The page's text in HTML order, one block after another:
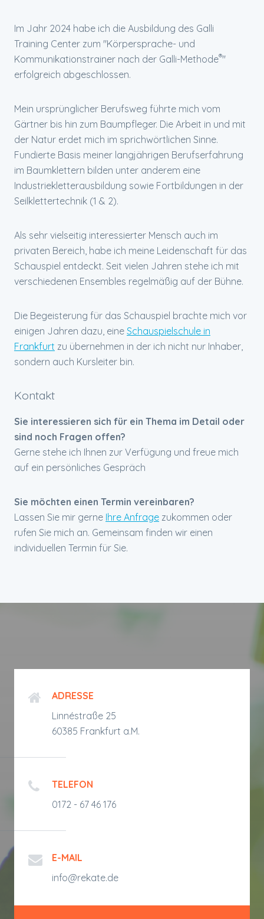
Im Jahr 2024 habe ich die Ausbildung des Galli
Training Center zum "Körpersprache- und
Kommunikationstrainer nach der Galli-Methode®"
erfolgreich abgeschlossen.
Mein ursprünglicher Berufsweg führte mich vom
Gärtner bis hin zum Baumpfleger. Die Arbeit in und mit
der Natur erdet mich im sprichwörtlichen Sinne.
Fundierte Basis meiner langjährigen Berufserfahrung
im Baumklettern bilden unter anderem eine
Industriekletterausbildung sowie Fortbildungen in der
Seilklettertechnik (1 & 2).
Als sehr vielseitig interessierter Mensch auch im
privaten Bereich, habe ich meine Leidenschaft für das
Schauspiel entdeckt. Seit vielen Jahren stehe ich mit
verschiedenen Ensembles regelmäßig auf der Bühne.
Die Begeisterung für das Schauspiel brachte mich vor
einigen Jahren dazu, eine Schauspielschule in
Frankfurt zu übernehmen in der ich nicht nur Inhaber,
sondern auch Kursleiter bin.
Kontakt
Sie interessieren sich für ein Thema im Detail oder
sind noch Fragen offen?
Gerne stehe ich Ihnen zur Verfügung und freue mich
auf ein persönliches Gespräch
Sie möchten einen Termin vereinbaren?
Lassen Sie mir gerne Ihre Anfrage zukommen oder
rufen Sie mich an. Gemeinsam finden wir einen
individuellen Termin für Sie.
ADRESSE
Linnéstraße 25
60385 Frankfurt a.M.
TELEFON
0172 - 67 46 176
E-MAIL
info@rekate.de